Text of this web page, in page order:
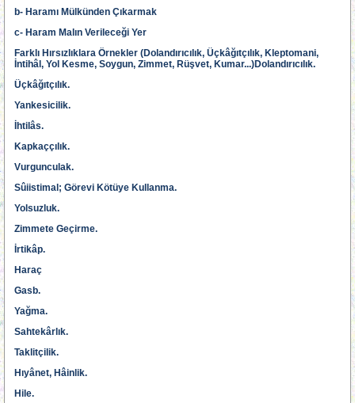
b- Haramı Mülkünden Çıkarmak
c- Haram Malın Verileceği Yer
Farklı Hırsızlıklara Örnekler (Dolandırıcılık, Üçkâğıtçılık, Kleptomani,
İntihâl, Yol Kesme, Soygun, Zimmet, Rüşvet, Kumar...)Dolandırıcılık.
Üçkâğıtçılık.
Yankesicilik.
İhtilâs.
Kapkaççılık.
Vurgunculak.
Sûiistimal; Görevi Kötüye Kullanma.
Yolsuzluk.
Zimmete Geçirme.
İrtikâp.
Haraç
Gasb.
Yağma.
Sahtekârlık.
Taklitçilik.
Hıyânet, Hâinlik.
Hile.